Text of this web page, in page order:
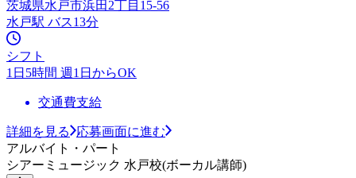
茨城県水戸市浜田2丁目15-56
水戸駅 バス13分
シフト
1日5時間 週1日からOK
交通費支給
詳細を見る
応募画面に進む
アルバイト・パート
シアーミュージック 水戸校(ボーカル講師)